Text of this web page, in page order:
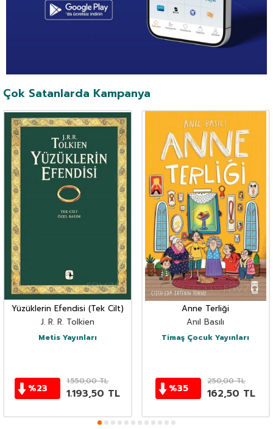
Çok Satanlarda Kampanya
Yüzüklerin Efendisi (Tek Cilt)
J. R. R. Tolkien
Metis Yayınları
%23
1.550,00TL
1.193,50 TL
Anne Terliği
Anıl Basılı
Timaş Çocuk Yayınları
%35
250,00TL
162,50 TL